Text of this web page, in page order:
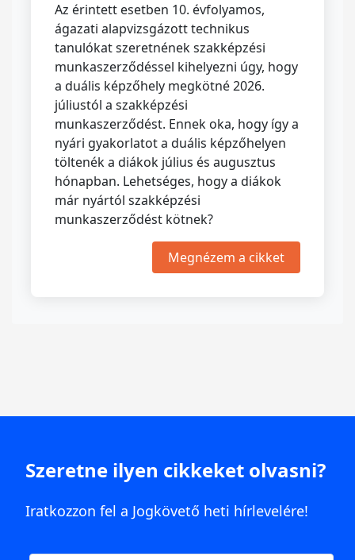
Az érintett esetben 10. évfolyamos,
ágazati alapvizsgázott technikus
tanulókat szeretnének szakképzési
munkaszerződéssel kihelyezni úgy, hogy
a duális képzőhely megkötné 2026.
júliustól a szakképzési
munkaszerződést. Ennek oka, hogy így a
nyári gyakorlatot a duális képzőhelyen
töltenék a diákok július és augusztus
hónapban. Lehetséges, hogy a diákok
már nyártól szakképzési
munkaszerződést kötnek?
Megnézem a cikket
Szeretne ilyen cikkeket olvasni?
Iratkozzon fel a Jogkövető heti hírlevelére!